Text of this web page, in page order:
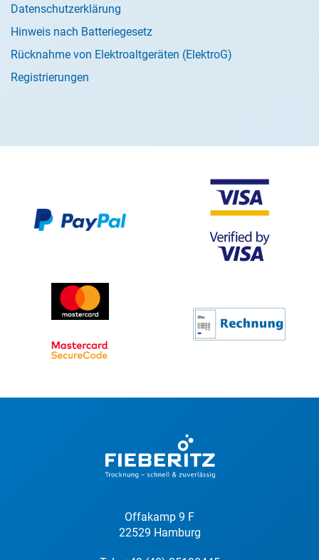
Datenschutzerklärung
Hinweis nach Batteriegesetz
Rücknahme von Elektroaltgeräten (ElektroG)
Registrierungen
Offakamp 9 F
22529 Hamburg